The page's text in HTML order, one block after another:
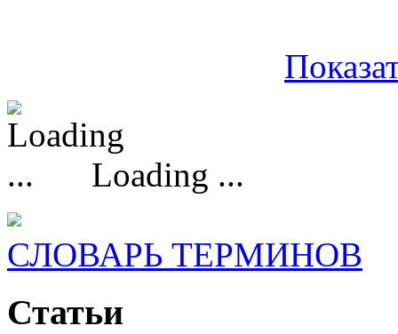
Loading ...
СЛОВАРЬ ТЕРМИНОВ
Статьи